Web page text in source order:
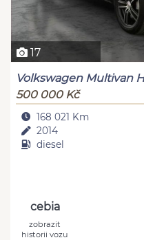
17
Volkswagen Multivan
500 000 Kč
168 021 Km
2014
diesel
cebia
zobrazit
historii vozu